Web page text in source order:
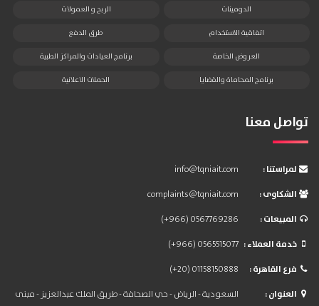
الدومينات الربح و العمولات
اتفاقية الاستخدام طرق الدفع
العروض الخاصة برنامج العيادات والمراكز الطبية
برنامج المحاماة والقضايا الحملات الاعلانية
تواصل معنا
: لمراستنا
info@tqniait.com
: الشكاوى
complaints@tqniait.com
: المبيعات
(+966) 0567769286
: خدمة العملاء
(+966) 0565515077
: فرع القاهرة
(+20) 01158150888
: العنوان
السعودية - الرياض - حي الصحافة - طريق الملك عبدالعزيز - مبنى